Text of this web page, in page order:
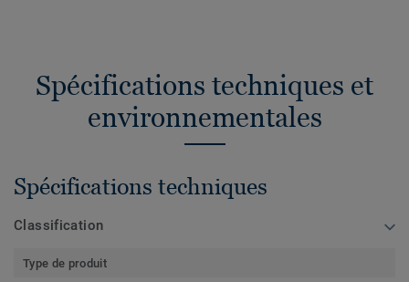
Spécifications techniques et
environnementales
Spécifications techniques
Classification
Type de produit